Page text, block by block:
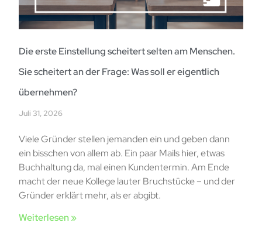
Die erste Einstellung scheitert selten am Menschen.
Sie scheitert an der Frage: Was soll er eigentlich
übernehmen?
Juli 31, 2026
Viele Gründer stellen jemanden ein und geben dann
ein bisschen von allem ab. Ein paar Mails hier, etwas
Buchhaltung da, mal einen Kundentermin. Am Ende
macht der neue Kollege lauter Bruchstücke – und der
Gründer erklärt mehr, als er abgibt.
Weiterlesen »